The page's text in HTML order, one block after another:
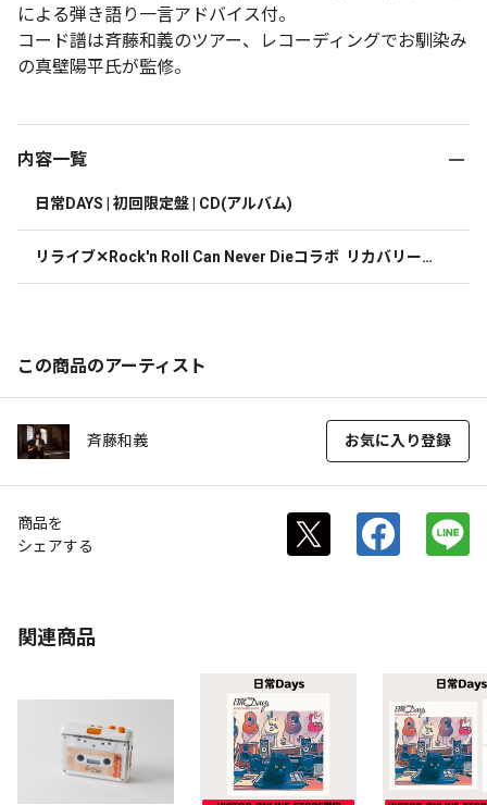
による弾き語り一言アドバイス付。
コード譜は斉藤和義のツアー、レコーディングでお馴染み
の真壁陽平氏が監修。
内容一覧
日常DAYS | 初回限定盤 | CD(アルバム)
リライブ✕Rock'n Roll Can Never Dieコラボ  リカバリーT
この商品のアーティスト
斉藤和義 お気に入り登録
商品を
シェアする
関連商品